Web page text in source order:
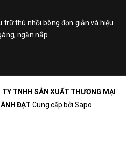
trữ thú nhồi bông đơn giản và hiệu
ngăn nắp
TY TNHH SẢN XUẤT THƯƠNG MẠI
ĐẠT Cung cấp bởi Sapo